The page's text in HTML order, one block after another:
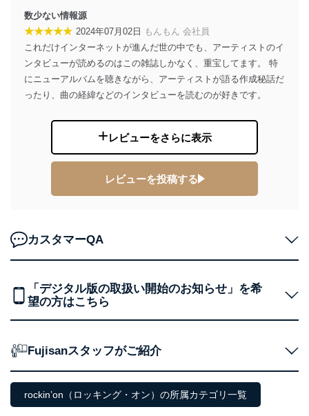
１．個人情報保護管理者
当社は以下の個人情報保護管理者を設置し、個人情報保
護管理者の責任のもと、個人情報を取得・アクセス・利
用・提供・管理いたします。
東京都渋谷区南平台町16-11
代表取締役会長 西野 伸一郎
個人情報保護管理者: 経営管理グループディレクター 前
当社が取り扱う開示対象個人情報の利用目的は次のとお
1
当社の定期購読サ
ービス等をご利用
ス、キャンペーン等の広告の案内
のため
閲覧履歴や購買履歴等の情報を分
応じた新商品・サービスに関する
当社にお問合わせ
いただいた方の個
人情報
お問い合わせ対応、トラブル対
処、オペレーター教育など応対品
質向上のため
数少ない情報源
★★★★★ 2024年07月02日 もんもん 会社員
これだけインターネットが進んだ世の中でも、アーティストのイ
ンタビューが読めるのはこの雑誌しかなく、重宝してます。 特
にニューアルバムを聴きながら、アーティストが語る作成秘話だ
ったり、曲の経緯などのインタビューを読むのが好きです。
レビューをさらに表示
レビューを投稿する
カスタマーQA
「デジタル版の取扱い開始のお知らせ」を希
望の方はこちら
Fujisanスタッフがご紹介
rockin’on（ロッキング・オン）の所属カテゴリ一覧